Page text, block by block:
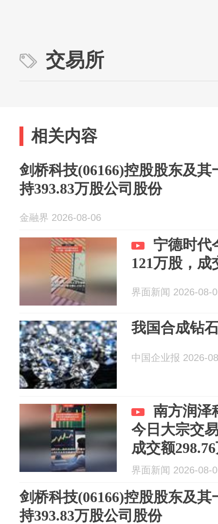
交易所
相关内容
剑桥科技(06166)控股股东及
持393.83万股公司股份
金融界 2026-08-06
宁德时代
121万股，成
界面新闻 2026-08-
我国合成钻
中国企业报 2026-
南方润泽
今日大宗交
成交额
界面新闻 2026-08-
剑桥科技(06166)控股股东及
持393.83万股公司股份